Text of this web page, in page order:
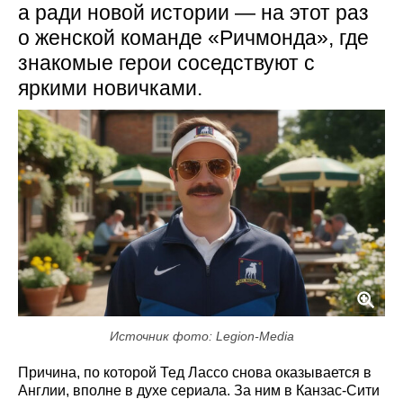
а ради новой истории — на этот раз
о женской команде «Ричмонда», где
знакомые герои соседствуют с
яркими новичками.
Источник фото: Legion-Media
Причина, по которой Тед Лассо снова оказывается в
Англии, вполне в духе сериала. За ним в Канзас-Сити